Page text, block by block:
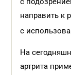
направить к
с
На
артрита